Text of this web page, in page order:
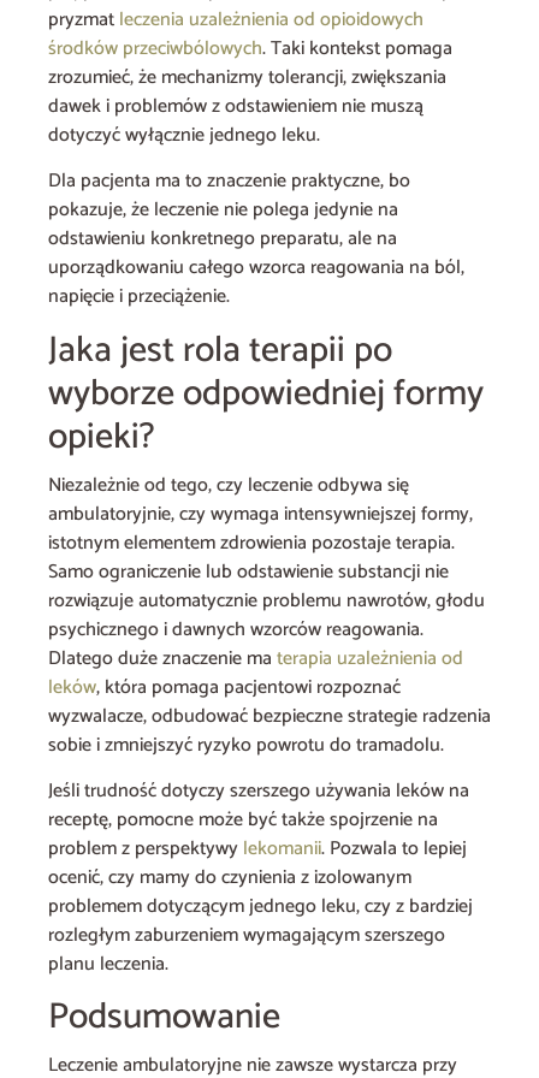
pryzmatleczenia uzależnienia od opioidowych
środków przeciwbólowych. Taki kontekst pomaga
zrozumieć, że mechanizmy tolerancji, zwiększania
dawek i problemów z odstawieniem nie muszą
dotyczyć wyłącznie jednego leku.
Dla pacjenta ma to znaczenie praktyczne, bo
pokazuje, że leczenie nie polega jedynie na
odstawieniu konkretnego preparatu, ale na
uporządkowaniu całego wzorca reagowania na ból,
napięcie i przeciążenie.
Jaka jest rola terapii po
wyborze odpowiedniej formy
opieki?
Niezależnie od tego, czy leczenie odbywa się
ambulatoryjnie, czy wymaga intensywniejszej formy,
istotnym elementem zdrowienia pozostaje terapia.
Samo ograniczenie lub odstawienie substancji nie
rozwiązuje automatycznie problemu nawrotów, głodu
psychicznego i dawnych wzorców reagowania.
Dlatego duże znaczenie materapia uzależnienia od
leków, która pomaga pacjentowi rozpoznać
wyzwalacze, odbudować bezpieczne strategie radzenia
sobie i zmniejszyć ryzyko powrotu do tramadolu.
Jeśli trudność dotyczy szerszego używania leków na
receptę, pomocne może być także spojrzenie na
problem z perspektywylekomanii. Pozwala to lepiej
ocenić, czy mamy do czynienia z izolowanym
problemem dotyczącym jednego leku, czy z bardziej
rozległym zaburzeniem wymagającym szerszego
planu leczenia.
Podsumowanie
Leczenie ambulatoryjne nie zawsze wystarcza przy